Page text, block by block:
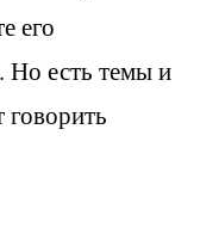
его
Но есть темы и
говорить